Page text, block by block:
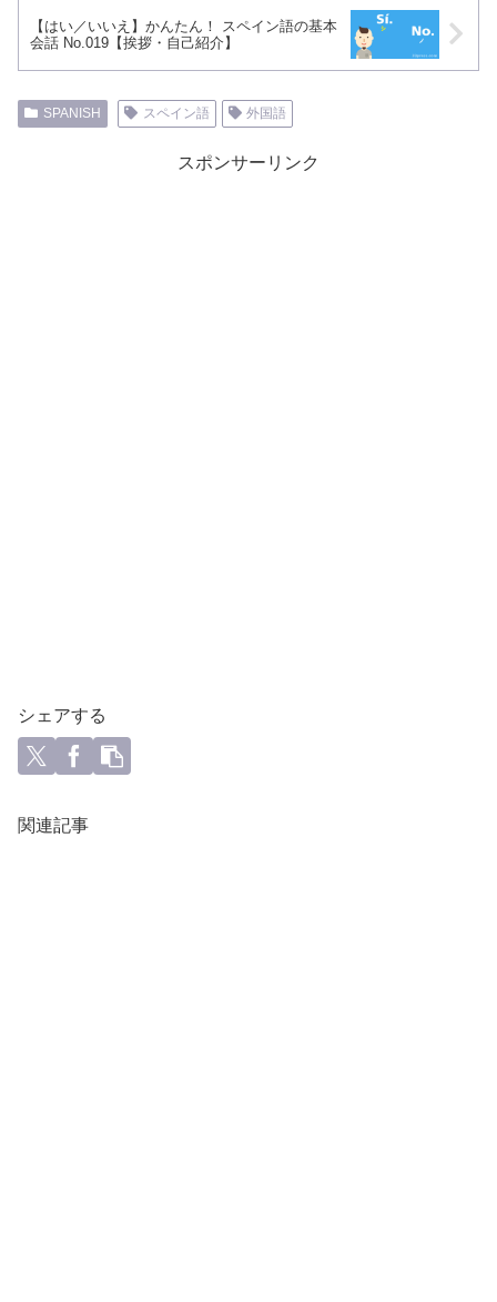
【はい／いいえ】かんたん！ スペイン語の基本
会話 No.019【挨拶・自己紹介】
SPANISH スペイン語 外国語
スポンサーリンク
シェアする
関連記事